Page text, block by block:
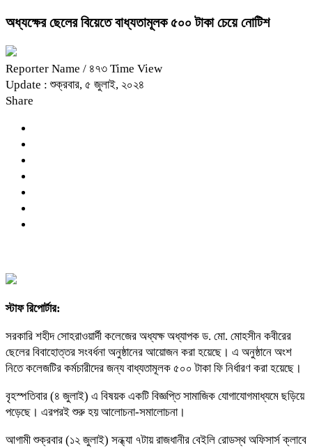
অধ্যক্ষের ছেলের বিয়েতে বাধ্যতামূলক ৫০০ টাকা চেয়ে নোটিশ
Reporter Name / ৪৭৩ Time View
Update : শুক্রবার, ৫ জুলাই, ২০২৪
Share
স্টাফ রিপোর্টার:
সরকারি শহীদ সোহরাওয়ার্দী কলেজের অধ্যক্ষ অধ্যাপক ড. মো. মোহসীন কবীরের
ছেলের বিবাহোত্তর সংবর্ধনা অনুষ্ঠানের আয়োজন করা হয়েছে। এ অনুষ্ঠানে অংশ
নিতে কলেজটির কর্মচারীদের জন্য বাধ্যতামূলক ৫০০ টাকা ফি নির্ধারণ করা হয়েছে।
বৃহস্পতিবার (৪ জুলাই) এ বিষয়ক একটি বিজ্ঞপ্তি সামাজিক যোগাযোগমাধ্যমে ছড়িয়ে
পড়েছে। এরপরই শুরু হয় আলোচনা-সমালোচনা।
আগামী শুক্রবার (১২ জুলাই) সন্ধ্যা ৭টায় রাজধানীর বেইলি রোডস্থ অফিসার্স ক্লাবে